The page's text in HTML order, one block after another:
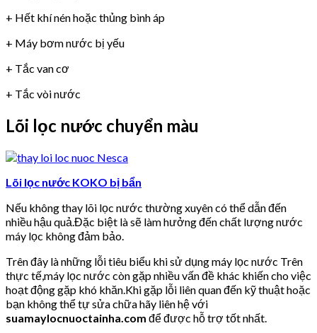
+ Hết khí nén hoặc thủng bình áp
+ Máy bơm nước bị yếu
+ Tắc van cơ
+ Tắc vòi nước
Lõi lọc nước chuyển màu
Lõi lọc nước KOKO bị bẩn
Nếu không thay lõi lọc nước thường xuyên có thể dẫn đến
nhiều hậu quả.Đặc biệt là sẽ làm hưởng đến chất lượng nước
máy lọc không đảm bảo.
Trên đây là những lỗi tiêu biểu khi sử dụng máy lọc nước Trên
thực tế,máy lọc nước còn gặp nhiều vấn đề khác khiến cho việc
hoạt động gặp khó khăn.Khi gặp lỗi liên quan đến kỹ thuật hoặc
bạn không thể tự sửa chữa hãy liên hệ với
suamaylocnuoctainha.com để được hỗ trợ tốt nhất.